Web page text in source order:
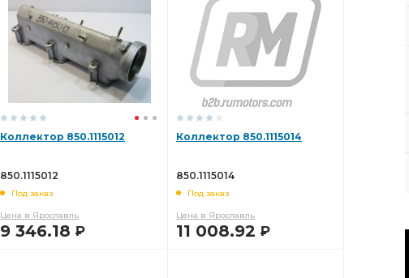
Коллектор 850.1115012
850.1115012
Под заказ
Цена в Ярославль
9 346.18 Р
Коллектор 850.1115014
850.1115014
Под заказ
Цена в Ярославль
11 008.92 Р